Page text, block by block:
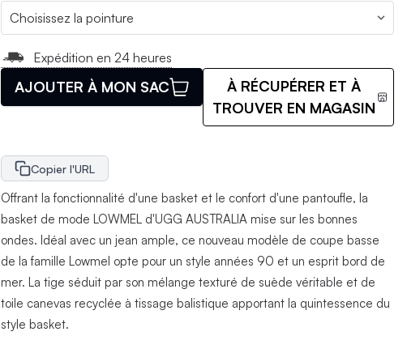
Expédition en 24 heures
AJOUTER À MON SAC
À RÉCUPÉRER ET À
TROUVER EN MAGASIN
Copier l'URL
Offrant la fonctionnalité d'une basket et le confort d'une pantoufle, la
basket de mode LOWMEL d'UGG AUSTRALIA mise sur les bonnes
ondes. Idéal avec un jean ample, ce nouveau modèle de coupe basse
de la famille Lowmel opte pour un style années 90 et un esprit bord de
mer. La tige séduit par son mélange texturé de suède véritable et de
toile canevas recyclée à tissage balistique apportant la quintessence du
style basket.